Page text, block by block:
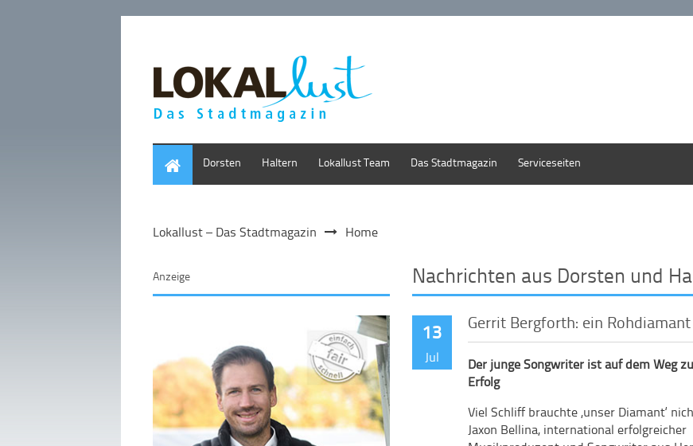
Dorsten Haltern Lokallust Team Das Stadtmagazin Serviceseiten
Lokallust – Das Stadtmagazin Home
Nachrichten aus Dorsten und
13
Jul
Gerrit Bergforth: ein
Der junge Songwriter ist auf dem Weg
Erfolg
Viel Schliff brauchte ‚unser Diamant‘
Jaxon Bellina, international erfolgreicher
Anzeige